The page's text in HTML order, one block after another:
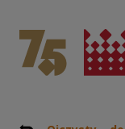
Narodowe